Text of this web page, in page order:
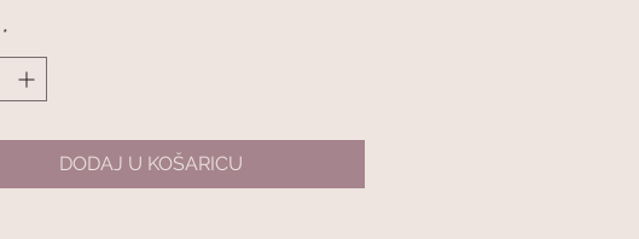
*
DODAJ U KOŠARICU